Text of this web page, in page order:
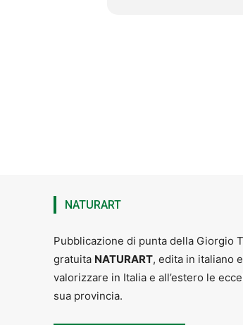
NATURART
Pubblicazione di punta della Giorgio
gratuita NATURART, edita in italiano
valorizzare in Italia e all’estero le
sua provincia.